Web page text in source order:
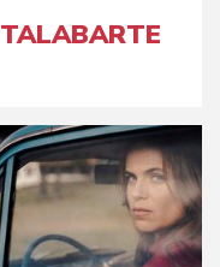
TALABARTE